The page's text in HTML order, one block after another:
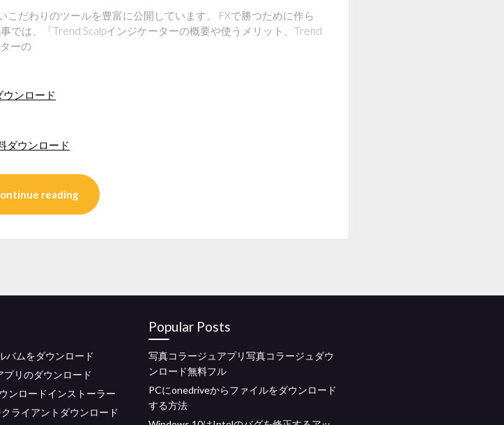
だわりのツールを豊富に公開しています。 FXで勝つために作ら
では、「Trend Scalpインジケーターの概要や使うメリット、Trend
ーの
ウンロード
ダウンロード
reading
バムをダウンロード
プリのダウンロード
ンロードインストーラー
ライアントダウンロード
Popular Posts
写真コラージュアプリ写真コラージュダウ
ンロード無料フル
PCにonedriveからファイルをダウンロード
する方法